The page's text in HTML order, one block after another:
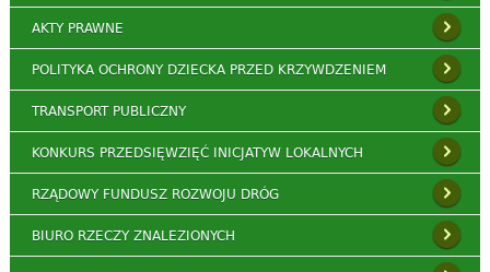
AKTY PRAWNE
POLITYKA OCHRONY DZIECKA PRZED KRZYWDZENIEM
TRANSPORT PUBLICZNY
KONKURS PRZEDSIĘWZIĘĆ INICJATYW LOKALNYCH
RZĄDOWY FUNDUSZ ROZWOJU DRÓG
BIURO RZECZY ZNALEZIONYCH